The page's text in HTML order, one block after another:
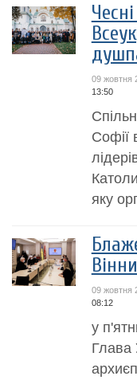
09 жовтня
13:50
Софії
яку
09 жовтня
08:12
у
Глава